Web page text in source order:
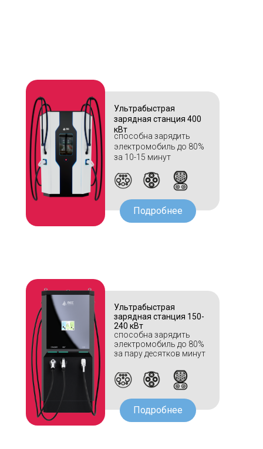
Подробнее
способна зарядить
электромобиль до 80%
за 10-15 минут
Ультрабыстрая
зарядная станция 400
кВт
Подробнее
способна зарядить
электромобиль до 80%
за пару десятков минут
Ультрабыстрая
зарядная станция 150-
240 кВт